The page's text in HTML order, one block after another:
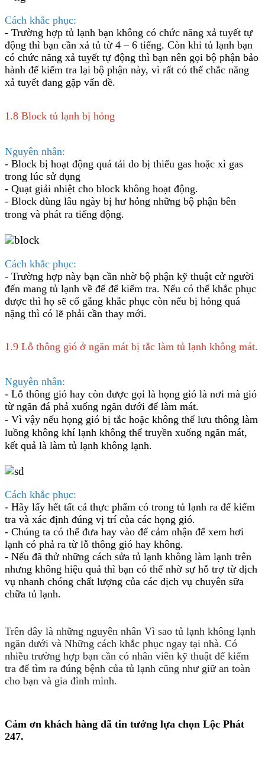
Cách khắc phục:
- Trường hợp tủ lạnh bạn không có chức năng xả tuyết tự
động thì bạn cần xả tủ từ 4 – 6 tiếng. Còn khi tủ lạnh bạn
có chức năng xả tuyết tự động thì bạn nên gọi bộ phận bảo
hành để kiểm tra lại bộ phận này, vì rất có thể chắc năng
xả tuyết đang gặp vấn đề.
1.8 Block tủ lạnh bị hỏng
Nguyên nhân:
- Block bị hoạt động quá tải do bị thiếu gas hoặc xì gas
trong lúc sử dụng
- Quạt giải nhiệt cho block không hoạt động.
- Block dùng lâu ngày bị hư hỏng những bộ phận bên
trong và phát ra tiếng động.
Cách khắc phục:
- Trường hợp này bạn cần nhờ bộ phận kỹ thuật cử người
đến mang tủ lạnh về để để kiểm tra. Nếu có thể khắc phục
được thì họ sẽ cố gắng khắc phục còn nếu bị hỏng quá
nặng thì có lẽ phải cần thay mới.
1.9 Lỗ thông gió ở ngăn mát bị tắc làm tủ lạnh không mát.
Nguyên nhân:
- Lỗ thông gió hay còn được gọi là họng gió là nơi mà gió
từ ngăn đá phả xuống ngăn dưới để làm mát.
- Vì vậy nếu họng gió bị tắc hoặc không thể lưu thông làm
luồng không khí lạnh không thể truyền xuống ngăn mát,
kết quả là làm tủ lạnh không lạnh.
Cách khắc phục:
- Hãy lấy hết tất cả thực phẩm có trong tủ lạnh ra để kiểm
tra và xác định đúng vị trí của các họng gió.
- Chúng ta có thể đưa hay vào để cảm nhận để xem hơi
lạnh có phả ra từ lỗ thông gió hay không.
- Nếu đã thử những cách sửa tủ lạnh không làm lạnh trên
nhưng không hiệu quả thì bạn có thể nhờ sự hỗ trợ từ dịch
vụ nhanh chóng chất lượng của các dịch vụ chuyên sữa
chữa tủ lạnh.
Trên đây là những nguyên nhân Vì sao tủ lạnh không lạnh
ngăn dưới và Những cách khắc phục ngay tại nhà. Có
nhiều trường hợp bạn cần có nhân viên kỹ thuật để kiểm
tra để tìm ra đúng bệnh của tủ lạnh cũng như giữ an toàn
cho bạn và gia đình mình.
Cảm ơn khách hàng đã tin tưởng lựa chọn Lộc Phát
247.